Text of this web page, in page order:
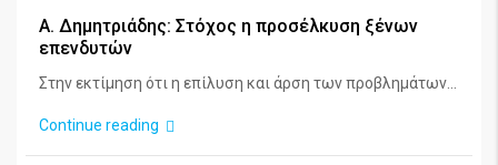
Α. Δημητριάδης: Στόχος η προσέλκυση ξένων
επενδυτών
Στην εκτίμηση ότι η επίλυση και άρση των προβλημάτων...
Continue reading